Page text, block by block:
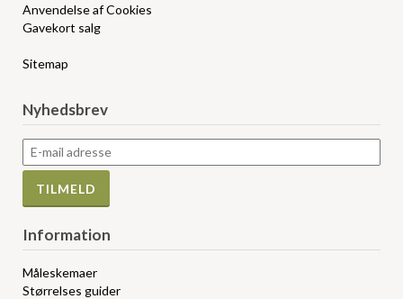
Anvendelse af Cookies
Gavekort salg
Sitemap
Nyhedsbrev
Information
Måleskemaer
Størrelses guider